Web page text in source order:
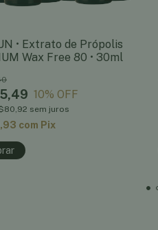
• Extrato de Própolis
Wax Free 80 • 30ml
10% OFF
sem juros
com Pix